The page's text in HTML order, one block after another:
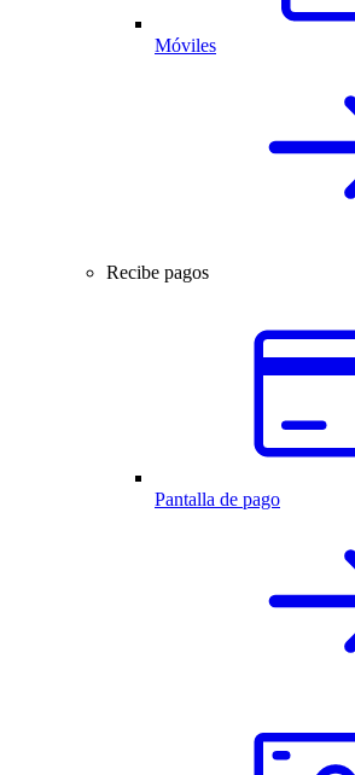
Móviles
Recibe pagos
Pantalla de pago